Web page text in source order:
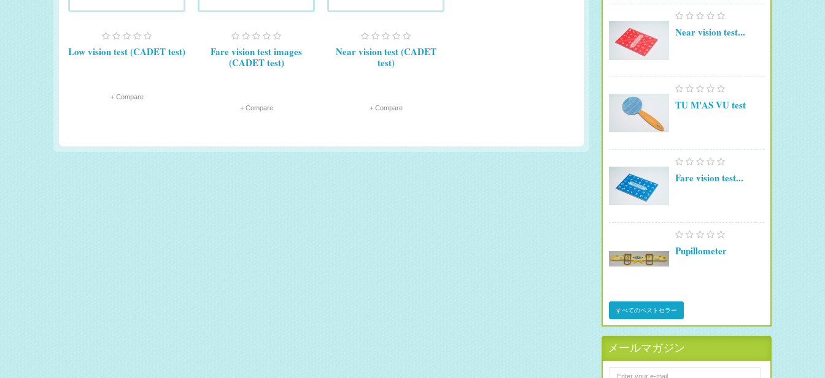
Low vision test (CADET test)
+ Compare
Fare vision test images
(CADET test)
+ Compare
Near vision test (CADET
test)
+ Compare
Near vision test...
TU M'AS VU test
Fare vision test...
Pupillometer
すべてのベストセラー
メールマガジン